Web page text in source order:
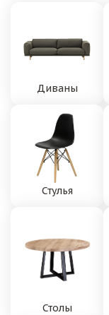
Диваны
Стулья
Столы